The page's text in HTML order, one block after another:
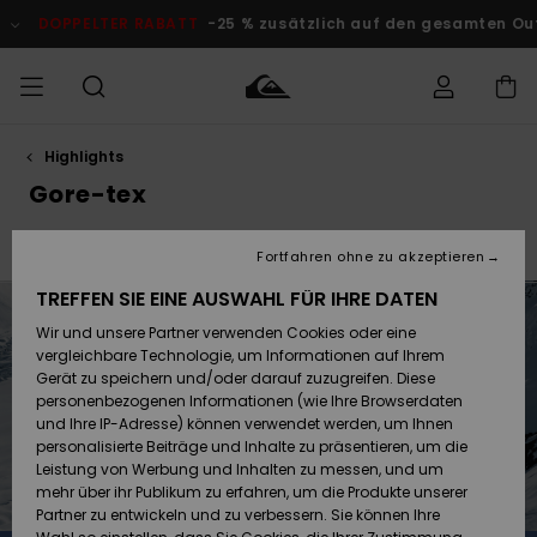
Produkt
springen
DOPPELTER RABATT -25 % zusätzlich auf den gesamten
MÄNNER
Accessoires
Schuhe&
Flip-Flops
Surf
Snow
JUNGEN
Accessoires
Schuhe&
Flip-Flops
Surf
Snow
FRAUEN
Brandneu
Highlights
Snow
SURF
Kinder
Highlights
Community
SNOW
Kinder
Snow Shop
Damen
Highlights
DOPPELTER
RABATT
KINDER
Outlet
Frauen
Versand
Retouren
Bezahlung
Geschenkkarte
Quiksilver
Highlights
Gore-tex
TREFFEN SIE EINE AUSWAHL FÜR IHRE DATEN
Wir und unsere Partner verwenden Cookies oder eine
vergleichbare Technologie, um Informationen auf Ihrem
Gerät zu speichern und/oder darauf zuzugreifen. Diese
personenbezogenen Informationen (wie Ihre Browserdaten
und Ihre IP-Adresse) können verwendet werden, um Ihnen
personalisierte Beiträge und Inhalte zu präsentieren, um die
Leistung von Werbung und Inhalten zu messen, und um
mehr über ihr Publikum zu erfahren, um die Produkte unserer
Partner zu entwickeln und zu verbessern. Sie können Ihre
Fortfahren ohne zu akzeptieren